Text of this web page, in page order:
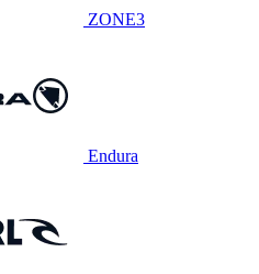
ZONE3
Endura